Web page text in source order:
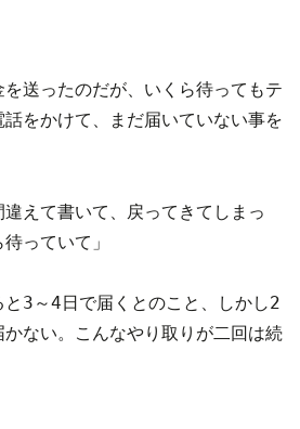
送ったのだが、いくら待ってもテ
をかけて、まだ届いていない事を
違えて書いて、戻ってきてしまっ
っていて」
3～4日で届くとのこと、しかし2
ない。こんなやり取りが二回は続